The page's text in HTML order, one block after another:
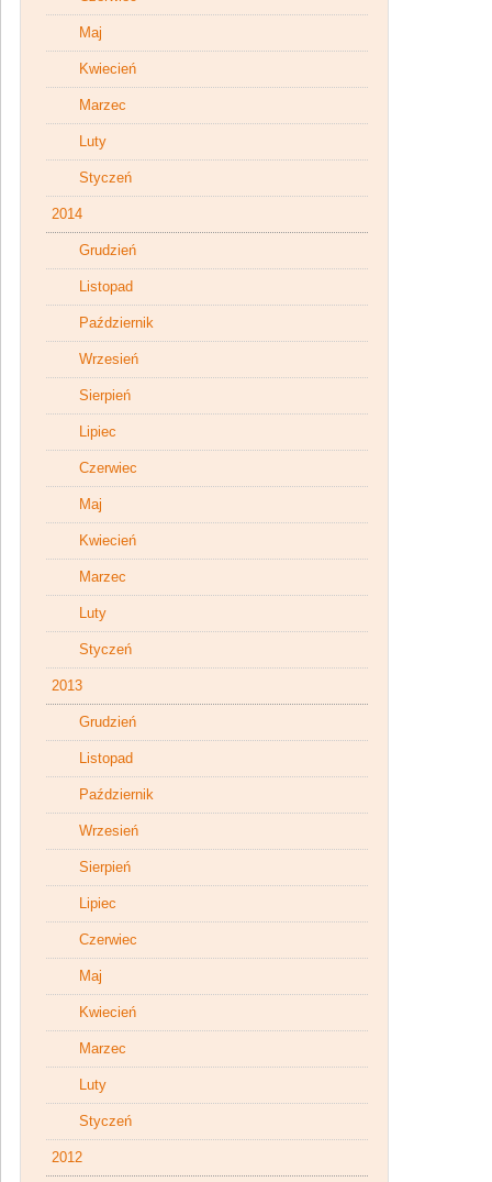
Maj
Kwiecień
Marzec
Luty
Styczeń
2014
Grudzień
Listopad
Październik
Wrzesień
Sierpień
Lipiec
Czerwiec
Maj
Kwiecień
Marzec
Luty
Styczeń
2013
Grudzień
Listopad
Październik
Wrzesień
Sierpień
Lipiec
Czerwiec
Maj
Kwiecień
Marzec
Luty
Styczeń
2012